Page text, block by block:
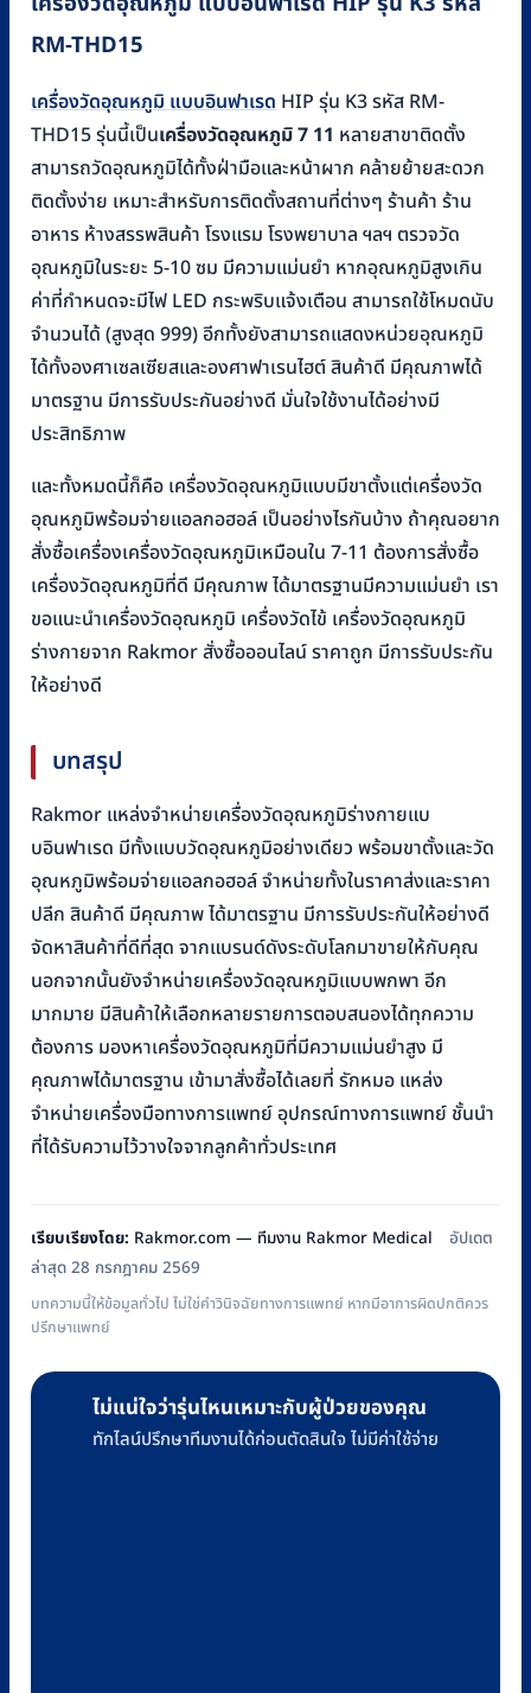
RM-THD15
เครื่องวัดอุณหภูมิ แบบอินฟาเรด HIP รุ่น K3 รหัส RM-
THD15 รุ่นนี้เป็นเครื่องวัดอุณหภูมิ 7 11 หลายสาขาติดตั้ง
สามารถวัดอุณหภูมิได้ทั้งฝ่ามือและหน้าผาก คล้ายย้ายสะดวก
ติดตั้งง่าย เหมาะสำหรับการติดตั้งสถานที่ต่างๆ ร้านค้า ร้าน
อาหาร ห้างสรรพสินค้า โรงแรม โรงพยาบาล ฯลฯ ตรวจวัด
อุณหภูมิในระยะ 5-10 ซม มีความแม่นยำ หากอุณหภูมิสูงเกิน
ค่าที่กำหนดจะมีไฟ LED กระพริบแจ้งเตือน สามารถใช้โหมดนับ
จำนวนได้ (สูงสุด 999) อีกทั้งยังสามารถแสดงหน่วยอุณหภูมิ
ได้ทั้งองศาเซลเซียสและองศาฟาเรนไฮต์ สินค้าดี มีคุณภาพได้
มาตรฐาน มีการรับประกันอย่างดี มั่นใจใช้งานได้อย่างมี
ประสิทธิภาพ
และทั้งหมดนี้ก็คือ เครื่องวัดอุณหภูมิแบบมีขาตั้งแต่เครื่องวัด
อุณหภูมิพร้อมจ่ายแอลกอฮอล์ เป็นอย่างไรกันบ้าง ถ้าคุณอยาก
สั่งซื้อเครื่องเครื่องวัดอุณหภูมิเหมือนใน 7-11 ต้องการสั่งซื้อ
เครื่องวัดอุณหภูมิที่ดี มีคุณภาพ ได้มาตรฐานมีความแม่นยำ เรา
ขอแนะนำเครื่องวัดอุณหภูมิ เครื่องวัดไข้ เครื่องวัดอุณหภูมิ
ร่างกายจาก Rakmor สั่งซื้อออนไลน์ ราคาถูก มีการรับประกัน
ให้อย่างดี
บทสรุป
Rakmor แหล่งจำหน่ายเครื่องวัดอุณหภูมิร่างกายแบ
บอินฟาเรด มีทั้งแบบวัดอุณหภูมิอย่างเดียว พร้อมขาตั้งและวัด
อุณหภูมิพร้อมจ่ายแอลกอฮอล์ จำหน่ายทั้งในราคาส่งและราคา
ปลีก สินค้าดี มีคุณภาพ ได้มาตรฐาน มีการรับประกันให้อย่างดี
จัดหาสินค้าที่ดีที่สุด จากแบรนด์ดังระดับโลกมาขายให้กับคุณ
นอกจากนั้นยังจำหน่ายเครื่องวัดอุณหภูมิแบบพกพา อีก
มากมาย มีสินค้าให้เลือกหลายรายการตอบสนองได้ทุกความ
ต้องการ มองหาเครื่องวัดอุณหภูมิที่มีความแม่นยำสูง มี
คุณภาพได้มาตรฐาน เข้ามาสั่งซื้อได้เลยที่ รักหมอ แหล่ง
จำหน่ายเครื่องมือทางการแพทย์ อุปกรณ์ทางการแพทย์ ชั้นนำ
ที่ได้รับความไว้วางใจจากลูกค้าทั่วประเทศ
เรียบเรียงโดย: Rakmor.com — ทีมงาน Rakmor Medical
อัปเดต
ล่าสุด 28 กรกฎาคม 2569
บทความนี้ให้ข้อมูลทั่วไป ไม่ใช่คำวินิจฉัยทางการแพทย์ หากมีอาการผิดปกติควร
ปรึกษาแพทย์
ไม่แน่ใจว่ารุ่นไหนเหมาะกับผู้ป่วยของคุณ
ทักไลน์ปรึกษาทีมงานได้ก่อนตัดสินใจ ไม่มีค่าใช้จ่าย